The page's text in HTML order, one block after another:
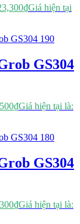
₫Giá hiện tại
GS304
₫Giá hiện tại là:
GS304
₫Giá hiện tại là: